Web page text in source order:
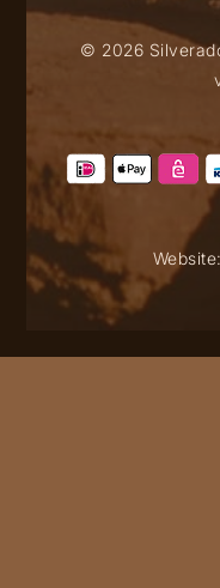
© 2026
Website: